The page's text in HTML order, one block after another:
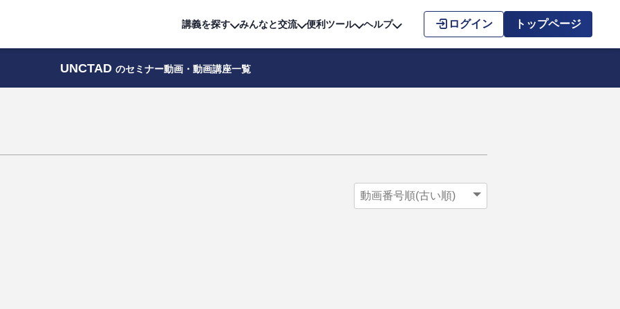
講義を探す みんなと交流 便利ツール ヘルプ ログイン トップページ
UNCTAD のセミナー動画・動画講座一覧